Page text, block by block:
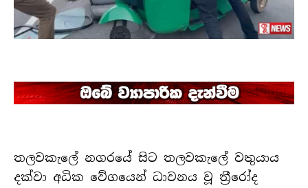
තලවකැලේ නගරයේ සිට තලවකැලේ වතුයාය
දක්වා අධික වේගයෙන් ධාවනය වූ ත්‍රීරෝද